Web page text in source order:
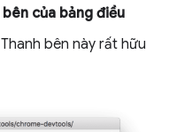
của bảng điều
bên này rất hữu